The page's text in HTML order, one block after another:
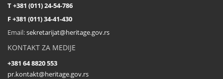
Sastanak partnera na projektu CultHeRit u
...
T +381 (011) 24-54-786
F +381 (011) 34-41-430
Email:sekretarijat@heritage.gov.rs
KONTAKT ZA MEDIJE
+381 64 8820 553
pr.kontakt@heritage.gov.rs